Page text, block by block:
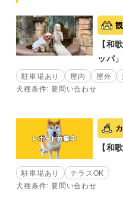
【和
ッパ」
駐車場あり 屋内 屋外
犬種条件: 要問い合わせ
【和
駐車場あり
テラスOK
犬種条件: 要問い合わせ